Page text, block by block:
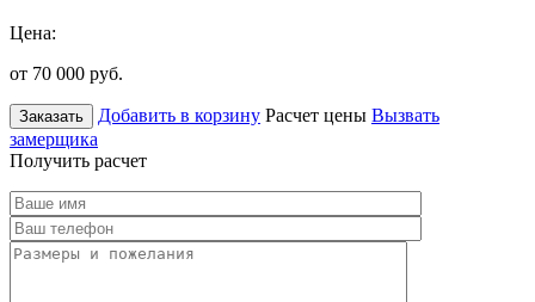
Цена:
от 70 000 руб.
Заказать Добавить в корзину Расчет цены Вызвать
замерщика
Получить расчет